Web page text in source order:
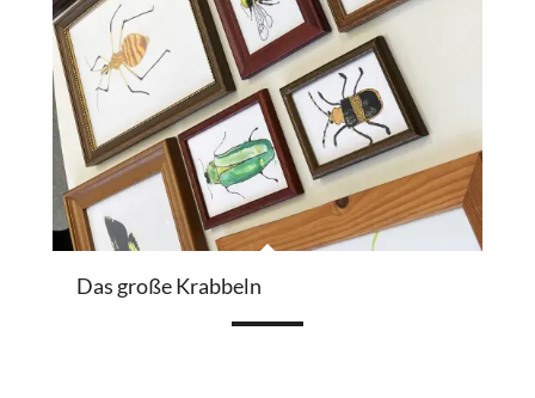
Das große Krabbeln